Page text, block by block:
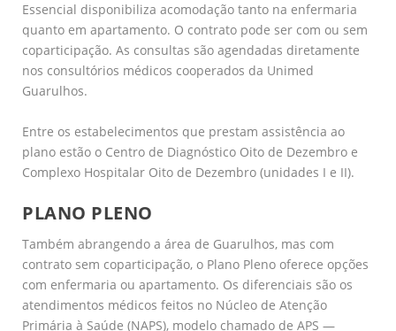
Essencial disponibiliza acomodação tanto na enfermaria
quanto em apartamento. O contrato pode ser com ou sem
coparticipação. As consultas são agendadas diretamente
nos consultórios médicos cooperados da Unimed
Guarulhos.
Entre os estabelecimentos que prestam assistência ao
plano estão o Centro de Diagnóstico Oito de Dezembro e
Complexo Hospitalar Oito de Dezembro (unidades I e II).
PLANO PLENO
Também abrangendo a área de Guarulhos, mas com
contrato sem coparticipação, o Plano Pleno oferece opções
com enfermaria ou apartamento. Os diferenciais são os
atendimentos médicos feitos no Núcleo de Atenção
Primária à Saúde (NAPS), modelo chamado de APS —